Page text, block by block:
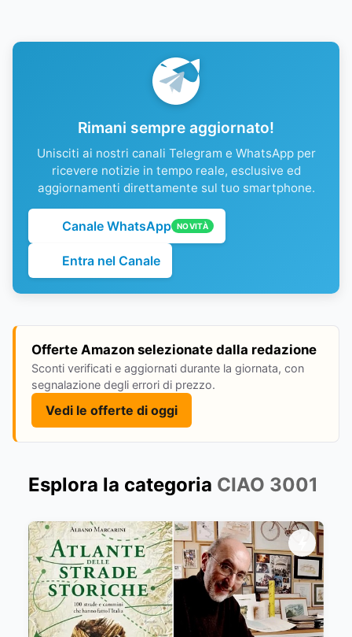
Rimani sempre aggiornato!
Unisciti ai nostri canali Telegram e WhatsApp per
ricevere notizie in tempo reale, esclusive ed
aggiornamenti direttamente sul tuo smartphone.
Canale WhatsApp NOVITÀ
Entra nel Canale
Offerte Amazon selezionate dalla redazione
Sconti verificati e aggiornati durante la giornata, con
segnalazione degli errori di prezzo.
Vedi le offerte di oggi
Esplora la categoria CIAO 3001